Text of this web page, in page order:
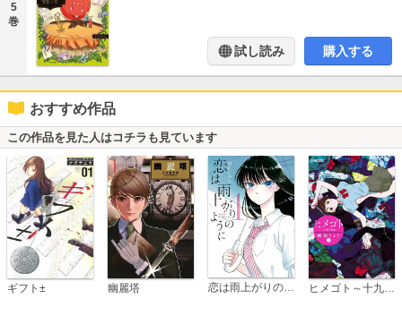
5
巻
試し読み 購入する
おすすめ作品
この作品を見た人はコチラも見ています
ギフト± 幽麗塔 恋は雨上がりのように